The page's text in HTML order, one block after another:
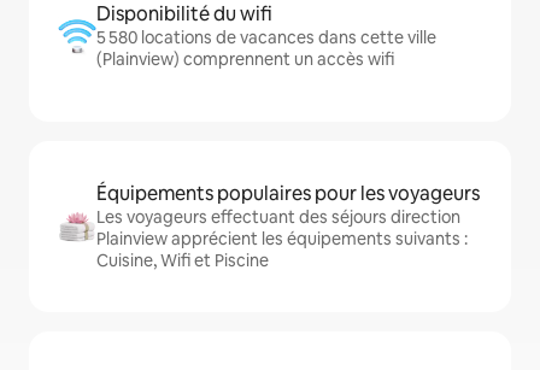
Disponibilité du wifi
5 580 locations de vacances dans cette ville
(Plainview) comprennent un accès wifi
Équipements populaires pour les voyageurs
Les voyageurs effectuant des séjours direction
Plainview apprécient les équipements suivants :
Cuisine, Wifi et Piscine